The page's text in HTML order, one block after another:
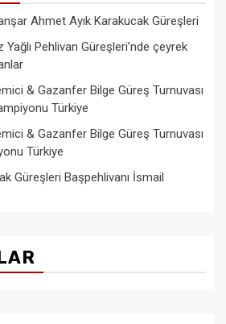
Ahmet Ayık Karakucak Güreşleri
Pehlivan Güreşleri’nde çeyrek
& Gazanfer Bilge Güreş Turnuvası
Türkiye
& Gazanfer Bilge Güreş Turnuvası
Türkiye
Güreşleri Başpehlivanı İsmail